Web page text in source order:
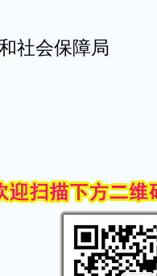
社会保障局